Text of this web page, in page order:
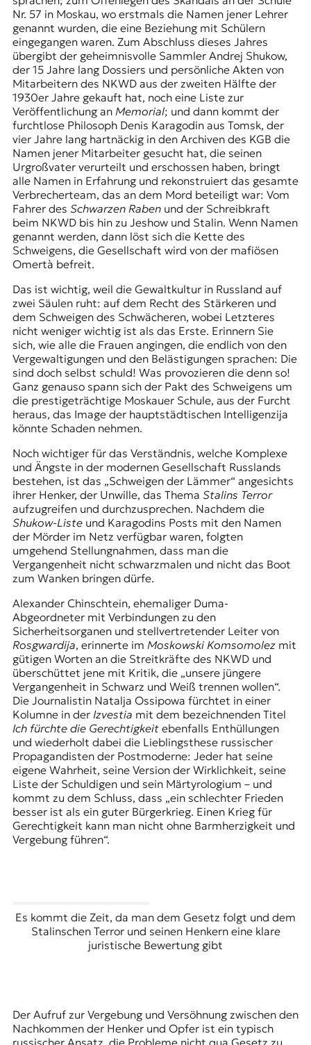
Nr. 57 in Moskau, wo erstmals die Namen jener Lehrer
genannt wurden, die eine Beziehung mit Schülern
eingegangen waren. Zum Abschluss dieses Jahres
übergibt der geheimnisvolle Sammler Andrej Shukow,
der 15 Jahre lang Dossiers und persönliche Akten von
Mitarbeitern des NKWD aus der zweiten Hälfte der
1930er Jahre gekauft hat, noch eine Liste zur
Veröffentlichung an Memorial; und dann kommt der
furchtlose Philosoph Denis Karagodin aus Tomsk, der
vier Jahre lang hartnäckig in den Archiven des KGB die
Namen jener Mitarbeiter gesucht hat, die seinen
Urgroßvater verurteilt und erschossen haben, bringt
alle Namen in Erfahrung und rekonstruiert das gesamte
Verbrecherteam, das an dem Mord beteiligt war: Vom
Fahrer des Schwarzen Rabenund der Schreibkraft
beim NKWD bis hin zu Jeshow und Stalin. Wenn Namen
genannt werden, dann löst sich die Kette des
Schweigens, die Gesellschaft wird von der mafiösen
Omertà befreit.
Das ist wichtig, weil die Gewaltkultur in Russland auf
zwei Säulen ruht: auf dem Recht des Stärkeren und
dem Schweigen des Schwächeren, wobei Letzteres
nicht weniger wichtig ist als das Erste. Erinnern Sie
sich, wie alle die Frauen angingen, die endlich von den
Vergewaltigungen und den Belästigungen sprachen: Die
sind doch selbst schuld! Was provozieren die denn so!
Ganz genauso spann sich der Pakt des Schweigens um
die prestigeträchtige Moskauer Schule, aus der Furcht
heraus, das Image der hauptstädtischen Intelligenzija
könnte Schaden nehmen.
Noch wichtiger für das Verständnis, welche Komplexe
und Ängste in der modernen Gesellschaft Russlands
bestehen, ist das „Schweigen der Lämmer“ angesichts
ihrer Henker, der Unwille, das Thema Stalins Terror
aufzugreifen und durchzusprechen. Nachdem die
Shukow-Listeund Karagodins Posts mit den Namen
der Mörder im Netz verfügbar waren, folgten
umgehend Stellungnahmen, dass man die
Vergangenheit nicht schwarzmalen und nicht das Boot
zum Wanken bringen dürfe.
Alexander Chinschtein, ehemaliger Duma-
Abgeordneter mit Verbindungen zu den
Sicherheitsorganen und stellvertretender Leiter von
Rosgwardija, erinnerte im Moskowski Komsomolezmit
gütigen Worten an die Streitkräfte des NKWD und
überschüttet jene mit Kritik, die „unsere jüngere
Vergangenheit in Schwarz und Weiß trennen wollen“.
Die Journalistin Natalja Ossipowa fürchtet in einer
Kolumne in der Izvestia mit dem bezeichnenden Titel
Ich fürchte die Gerechtigkeitebenfalls Enthüllungen
und wiederholt dabei die Lieblingsthese russischer
Propagandisten der Postmoderne: Jeder hat seine
eigene Wahrheit, seine Version der Wirklichkeit, seine
Liste der Schuldigen und sein Märtyrologium – und
kommt zu dem Schluss, dass „ein schlechter Frieden
besser ist als ein guter Bürgerkrieg. Einen Krieg für
Gerechtigkeit kann man nicht ohne Barmherzigkeit und
Vergebung führen“.
Es kommt die Zeit, da man dem Gesetz folgt und dem
Stalinschen Terror und seinen Henkern eine klare
juristische Bewertung gibt
Der Aufruf zur Vergebung und Versöhnung zwischen den
Nachkommen der Henker und Opfer ist ein typisch